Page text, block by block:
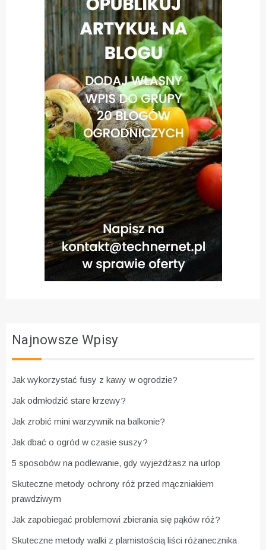
Najnowsze Wpisy
Jak wykorzystać fusy z kawy w ogrodzie?
Jak odmłodzić stare krzewy?
Jak zrobić mini warzywnik na balkonie?
Jak dbać o ogród w czasie suszy?
5 sposobów na podlewanie, gdy wyjeżdżasz na urlop
Skuteczne metody ochrony róż przed mączniakiem
prawdziwym
Jak zapobiegać problemowi zbierania się pąków róż?
Skuteczne metody walki z plamistością liści różanecznika